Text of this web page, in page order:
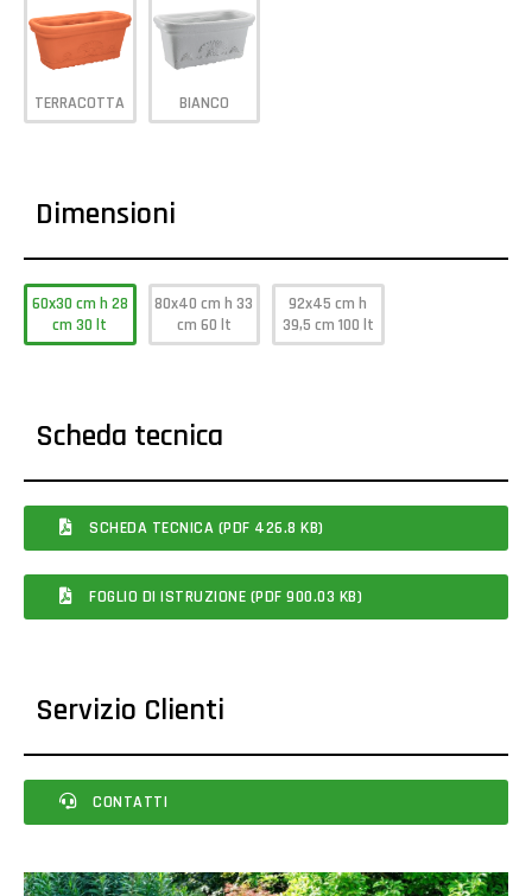
TERRACOTTA BIANCO
Dimensioni
60x30 cm h 28
cm 30 lt
80x40 cm h 33
cm 60 lt
92x45 cm h
39,5 cm 100 lt
Scheda tecnica
SCHEDA TECNICA (PDF 426.8 KB)
FOGLIO DI ISTRUZIONE (PDF 900.03 KB)
Servizio Clienti
CONTATTI